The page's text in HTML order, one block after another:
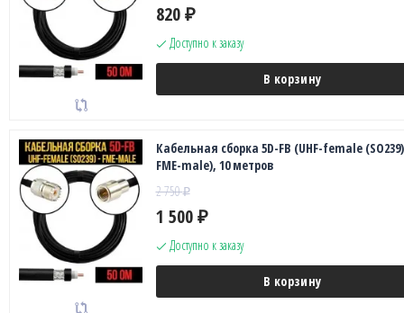
820 ₽
Доступно к заказу
В корзину
Кабельная сборка 5D-FB (UHF-female
FME-male), 10 метров
2 750₽
1 500 ₽
Доступно к заказу
В корзину